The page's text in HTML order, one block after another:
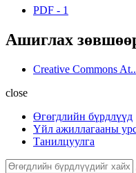
PDF - 1
Ашиглах
Creative Commons
close
Өгөгдлийн бүрдлүүд
Үйл ажиллагааны
Танилцуулга